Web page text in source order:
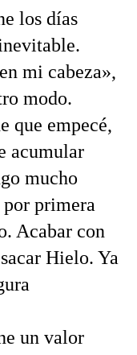
los días
mi cabeza»,
modo.
que empecé,
acumular
mucho
primera
Acabar con
Hielo. Ya
un valor